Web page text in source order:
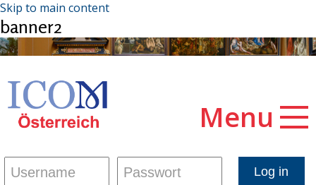
Skip to main content
banner2
Menu